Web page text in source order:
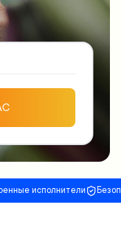
исполнители